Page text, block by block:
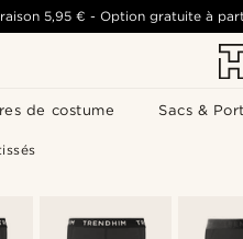
de costume Sacs &
5,95 € -Option gratuite à